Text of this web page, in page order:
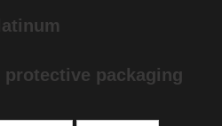
protective packaging